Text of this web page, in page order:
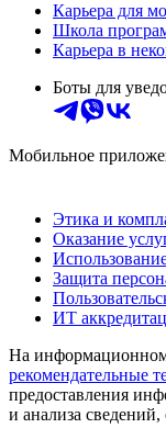
Карьера для
Школа
Карьера в
Боты для
Мобильное
Этика и
Оказание
Защита
ИТ
На информационном
рекомендательные
предоставления
и анализа